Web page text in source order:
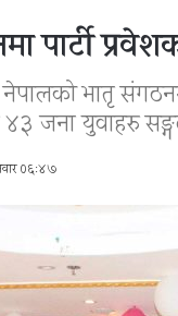
पार्टी
भातृ
जना युवाहरु
०६:४७